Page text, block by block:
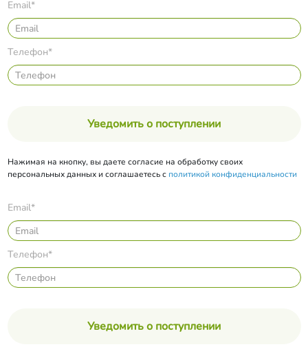
Email*
Телефон*
Уведомить о поступлении
Нажимая на кнопку, вы даете согласие на обработку своих
персональных данных и соглашаетесь с политикой конфиденциальности
Email*
Телефон*
Уведомить о поступлении